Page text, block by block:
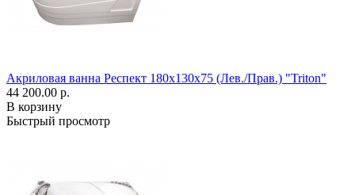
Акриловая ванна Респект 180x130x75 (Лев./Прав.) "Triton"
44 200.00 р.
В корзину
Быстрый просмотр